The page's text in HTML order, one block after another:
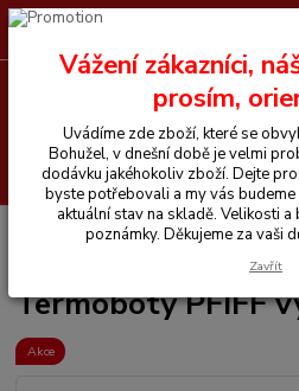
+420 605 255 500
Vše pro jezdce Jezdecké boty
Termoboty PFIFF
Akce
Vážení zákazníci,
prosím,
Uvádíme zde zboží, které se
Bohužel, v dnešní době je velmi
dodávku jakéhokoliv zboží. Dejte
byste potřebovali a my vás
aktuální stav na skladě. Velikosti
poznámky. Děkujeme za vaši
Zavřít